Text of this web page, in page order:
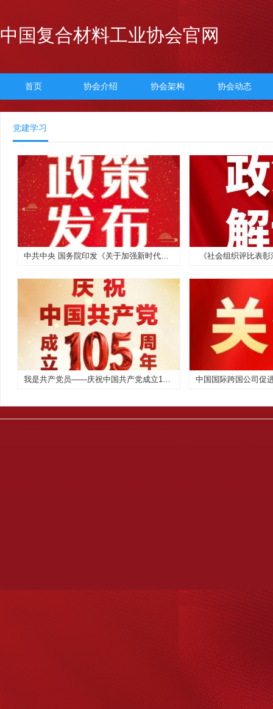
中国复合材料工业协会官网
首页 协会介绍 协会架构 协会动态
党建学习
中共中央 国务院印发《关于加强新时代社会工作的意见》 《社会组织评比表
我是共产党员——庆祝中国共产党成立105周年